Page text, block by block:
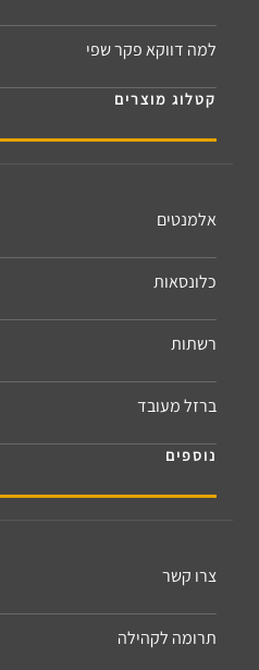
למה דווקא פקר שפי
קטלוג מוצרים
אלמנטים
כלונסאות
רשתות
ברזל מעובד
נוספים
צרו קשר
תרומה לקהילה